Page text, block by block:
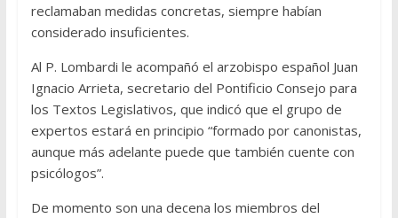
reclamaban medidas concretas, siempre habían
considerado insuficientes.
Al P. Lombardi le acompañó el arzobispo español Juan
Ignacio Arrieta, secretario del Pontificio Consejo para
los Textos Legislativos, que indicó que el grupo de
expertos estará en principio “formado por canonistas,
aunque más adelante puede que también cuente con
psicólogos”.
De momento son una decena los miembros del